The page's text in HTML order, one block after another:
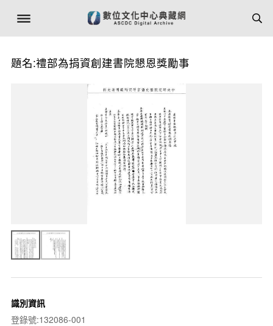
題名:禮部為捐資創建書院懇恩獎勵事
識別資訊
登錄號:132086-001